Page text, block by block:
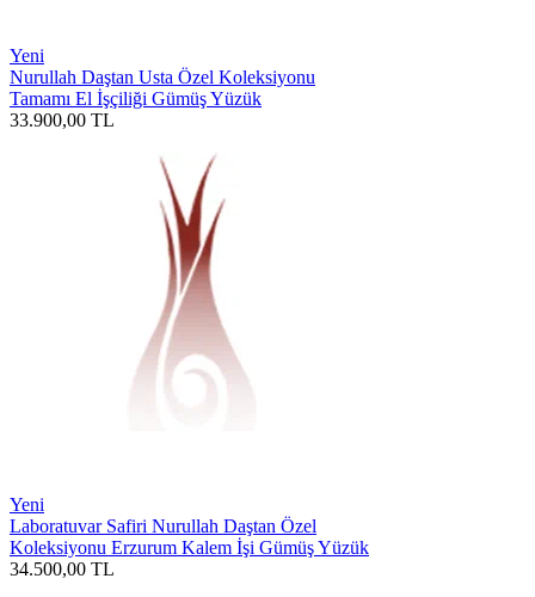
Yeni
Nurullah Daştan Usta Özel Koleksiyonu
Tamamı El İşçiliği Gümüş Yüzük
33.900,00 TL
Yeni
Laboratuvar Safiri Nurullah Daştan Özel
Koleksiyonu Erzurum Kalem İşi Gümüş Yüzük
34.500,00 TL